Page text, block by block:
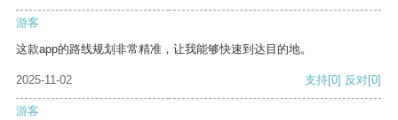
游客
这款app的路线规划非常精准，让我能够快速到达目的地。
2025-11-02 支持[0] 反对[0]
游客